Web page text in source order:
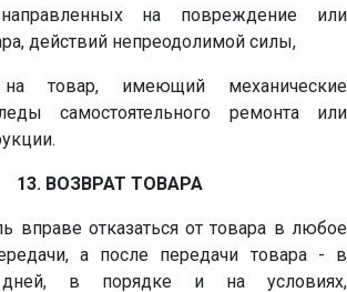
на повреждение или
действий непреодолимой силы,
имеющий механические
самостоятельного ремонта или
13. ВОЗВРАТ ТОВАРА
вправе отказаться от товара в любое
а после передачи товара - в
в порядке и на условиях,